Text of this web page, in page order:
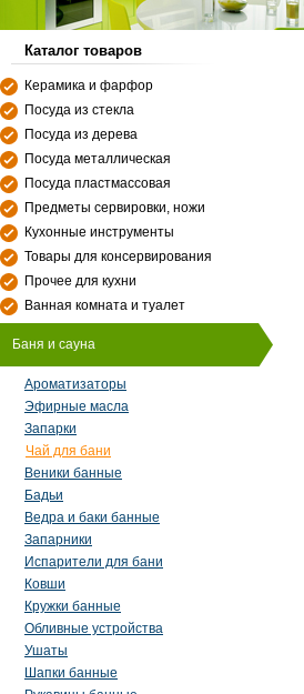
Каталог товаров
Керамика и фарфор
Посуда из стекла
Посуда из дерева
Посуда металлическая
Посуда пластмассовая
Предметы сервировки, ножи
Кухонные инструменты
Товары для консервирования
Прочее для кухни
Ванная комната и туалет
Баня и сауна
Ароматизаторы
Эфирные масла
Запарки
Чай для бани
Веники банные
Бадьи
Ведра и баки банные
Запарники
Испарители для бани
Ковши
Кружки банные
Обливные устройства
Ушаты
Шапки банные